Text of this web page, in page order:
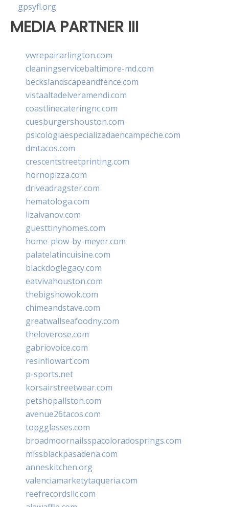
gpsyfl.org
MEDIA PARTNER III
vwrepairarlington.com
cleaningservicebaltimore-md.com
beckslandscapeandfence.com
vistaaltadelveramendi.com
coastlinecateringnc.com
cuesburgershouston.com
psicologiaespecializadaencampeche.com
dmtacos.com
crescentstreetprinting.com
hornopizza.com
driveadragster.com
hematologa.com
lizaivanov.com
guesttinyhomes.com
home-plow-by-meyer.com
palatelatincuisine.com
blackdoglegacy.com
eatvivahouston.com
thebigshowok.com
chimeandstave.com
greatwallseafoodny.com
theloverose.com
gabriovoice.com
resinflowart.com
p-sports.net
korsairstreetwear.com
petshopallston.com
avenue26tacos.com
topgglasses.com
broadmoornailsspacoloradosprings.com
missblackpasadena.com
anneskitchen.org
valenciamarketytaqueria.com
reefrecordsllc.com